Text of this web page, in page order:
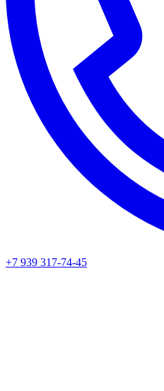
+7 939 317-74-45